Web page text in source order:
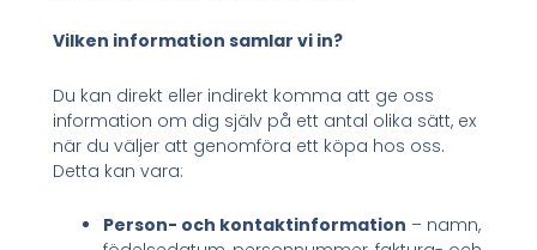
Vilken information samlar vi in?
Du kan direkt eller indirekt komma att ge oss
information om dig själv på ett antal olika sätt, ex
när du väljer att genomföra ett köpa hos oss.
Detta kan vara:
Person- och kontaktinformation – namn,